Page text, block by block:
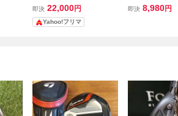
ヘ
アウェイウッド 3W 15度
ヘッドのみ
即決 22,000円
Yahoo!フリマ
イド 3W ステ
即決 8,980円